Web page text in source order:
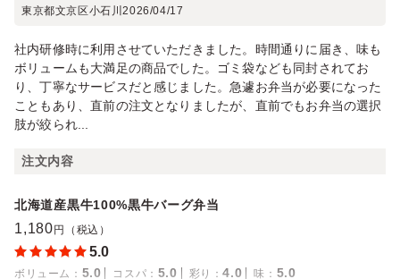
東京都文京区小石川2026/04/17
社内研修時に利用させていただきました。時間通りに届き、味も
ボリュームも大満足の商品でした。ゴミ袋なども同封されてお
り、丁寧なサービスだと感じました。急遽お弁当が必要になった
こともあり、直前の注文となりましたが、直前でもお弁当の選択
肢が絞られ...
注文内容
北海道産黒牛100%黒牛バーグ弁当
1,180 円（税込）
5.0
ボリューム ： 5.0 コスパ ： 5.0 彩り ：4.0 味 ： 5.0